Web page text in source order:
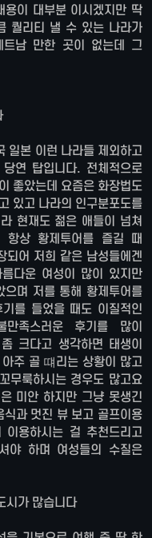
이 대부분 이시겠지만 딱
퀄리티 낼 수 있는 나라가
트남 만한 곳이 없는데 그
일본 이런 나라들 제외하고
연 탑입니다. 전체적으로
좋았는데 요즘은 화장법도
있고 나라의 인구분포도를
현재도 젊은 애들이 넘쳐
상 황제투어를 즐길 때
되어 저희 같은 남성들에겐
다운 여성이 많이 있지만
며 저를 통해 황제투어를
를 들었을 때도 이질적인
족스러운 후기를 많이
크다고 생각하면 태생이
주 골 떄리는 상황이 많고
무룩하시는 경우도 많고요
미안 하지만 그냥 못생긴
과 멋진 뷰 보고 골프이용
용하시는 걸 추천드리고
야 하며 여성들의 수질은
시가 많습니다